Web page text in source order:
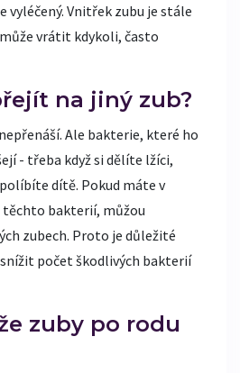
vyléčený. Vnitřek zubu je stále
vrátit kdykoli, často
na jiný zub?
Ale bakterie, které ho
- třeba když si dělíte lžíci,
dítě. Pokud máte v
těchto bakterií, můžou
zubech. Proto je důležité
počet škodlivých bakterií
zuby po rodu